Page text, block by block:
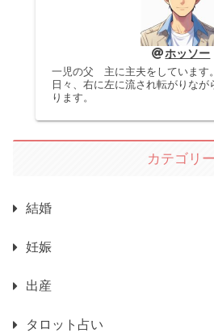
ホッソー
一児の父 主に主夫をしています。
日々、右に左に流され転がりなが
ります。
カテゴリー
結婚
妊娠
出産
タロット占い